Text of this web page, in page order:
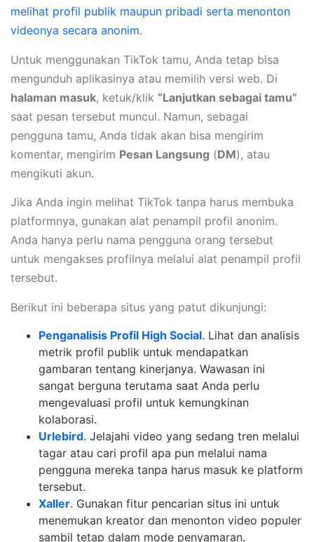
melihat profil publik maupun pribadi serta menonton
videonya secara anonim.
Untuk menggunakan TikTok tamu, Anda tetap bisa
mengunduh aplikasinya atau memilih versi web. Di
halaman masuk, ketuk/klik “Lanjutkan sebagai tamu”
saat pesan tersebut muncul. Namun, sebagai
pengguna tamu, Anda tidak akan bisa mengirim
komentar, mengirim Pesan Langsung (DM), atau
mengikuti akun.
Jika Anda ingin melihat TikTok tanpa harus membuka
platformnya, gunakan alat penampil profil anonim.
Anda hanya perlu nama pengguna orang tersebut
untuk mengakses profilnya melalui alat penampil profil
tersebut.
Berikut ini beberapa situs yang patut dikunjungi:
Penganalisis Profil High Social. Lihat dan analisis
metrik profil publik untuk mendapatkan
gambaran tentang kinerjanya. Wawasan ini
sangat berguna terutama saat Anda perlu
mengevaluasi profil untuk kemungkinan
kolaborasi.
Urlebird. Jelajahi video yang sedang tren melalui
tagar atau cari profil apa pun melalui nama
pengguna mereka tanpa harus masuk ke platform
tersebut.
Xaller. Gunakan fitur pencarian situs ini untuk
menemukan kreator dan menonton video populer
sambil tetap dalam mode penyamaran.